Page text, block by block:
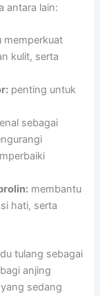
antara lain:
memperkuat
kulit, serta
penting untuk
sebagai
membantu
hati, serta
tulang sebagai
anjing
sedang